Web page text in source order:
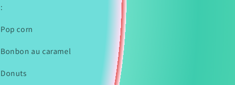
:
Pop corn
Bonbon au caramel
Donuts